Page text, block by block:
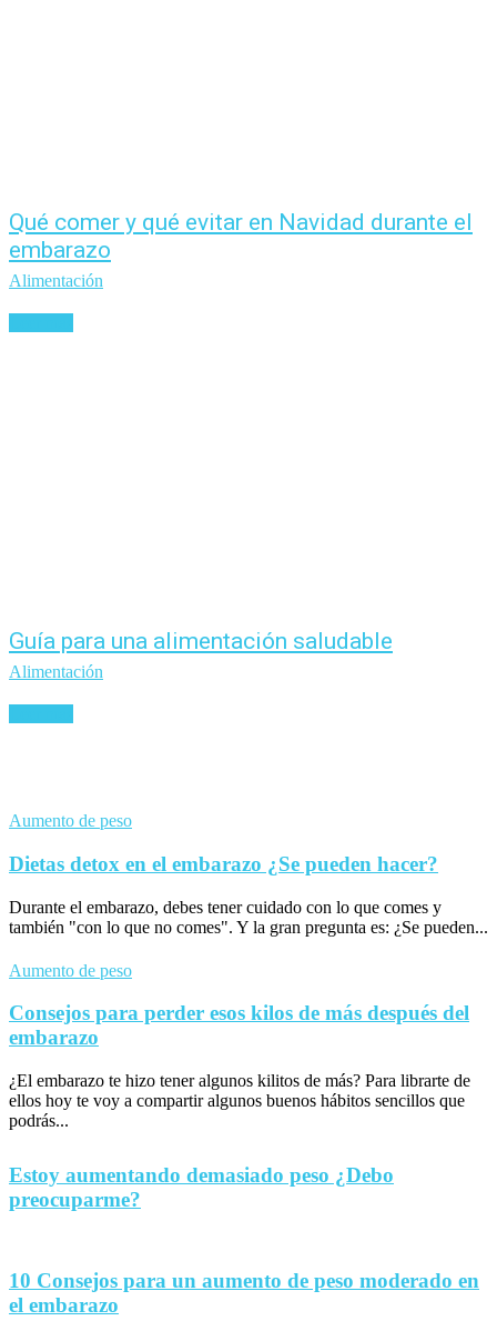
Qué comer y qué evitar en Navidad durante el
embarazo
Alimentación
Guía para una alimentación saludable
Alimentación
Aumento de peso
Dietas detox en el embarazo ¿Se pueden hacer?
Durante el embarazo, debes tener cuidado con lo que comes y
también "con lo que no comes". Y la gran pregunta es: ¿Se pueden...
Aumento de peso
Consejos para perder esos kilos de más después del
embarazo
¿El embarazo te hizo tener algunos kilitos de más? Para librarte de
ellos hoy te voy a compartir algunos buenos hábitos sencillos que
podrás...
Estoy aumentando demasiado peso ¿Debo
preocuparme?
10 Consejos para un aumento de peso moderado en
el embarazo